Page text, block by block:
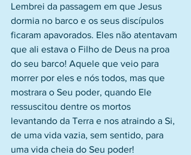
Lembrei da passagem em que Jesus
dormia no barco e os seus discípulos
ficaram apavorados. Eles não atentavam
que ali estava o Filho de Deus na proa
do seu barco! Aquele que veio para
morrer por eles e nós todos, mas que
mostrara o Seu poder, quando Ele
ressuscitou dentre os mortos
levantando da Terra e nos atraindo a Si,
de uma vida vazia, sem sentido, para
uma vida cheia do Seu poder!